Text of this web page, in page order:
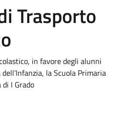
Trasporto
in favore degli alunni
la Scuola Primaria
I Grado